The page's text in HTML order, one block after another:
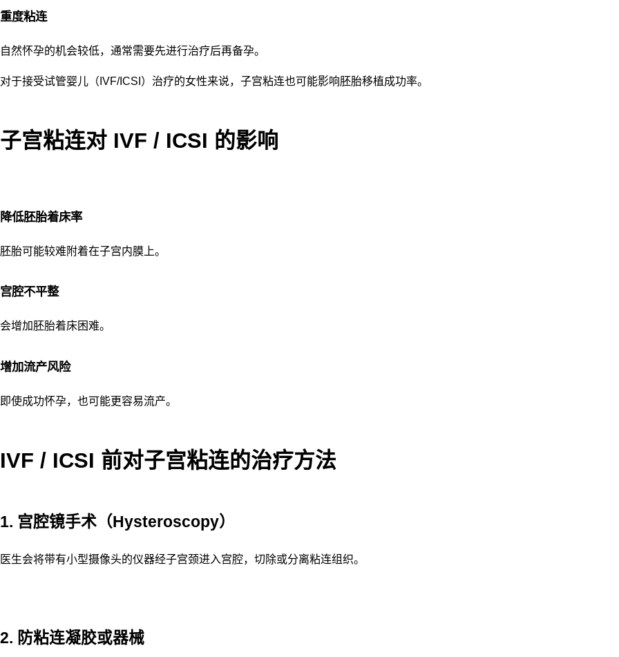
重度粘连
自然怀孕的机会较低，通常需要先进行治疗后再备孕。
对于接受试管婴儿（IVF/ICSI）治疗的女性来说，子宫粘连也可能影响胚胎移植成功率。
子宫粘连对 IVF / ICSI 的影响
降低胚胎着床率
胚胎可能较难附着在子宫内膜上。
宫腔不平整
会增加胚胎着床困难。
增加流产风险
即使成功怀孕，也可能更容易流产。
IVF / ICSI 前对子宫粘连的治疗方法
1. 宫腔镜手术（Hysteroscopy）
医生会将带有小型摄像头的仪器经子宫颈进入宫腔，切除或分离粘连组织。
2. 防粘连凝胶或器械